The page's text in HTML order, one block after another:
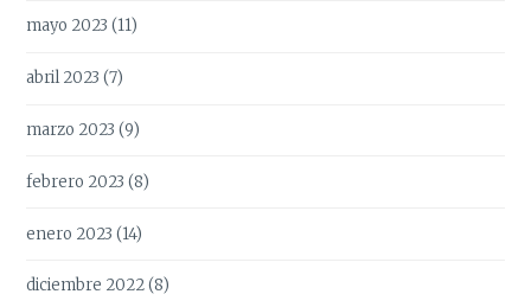
mayo 2023 (11)
abril 2023 (7)
marzo 2023 (9)
febrero 2023 (8)
enero 2023 (14)
diciembre 2022(8)